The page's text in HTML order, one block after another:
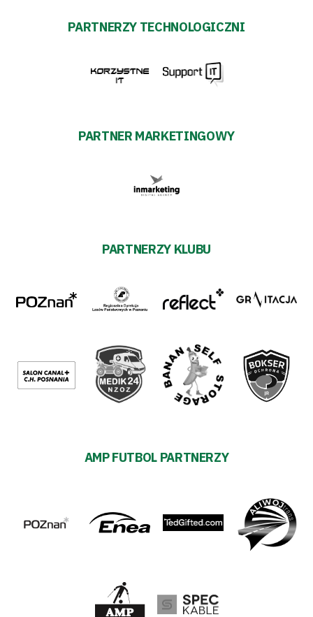
PARTNERZY TECHNOLOGICZNI
PARTNER MARKETINGOWY
PARTNERZY KLUBU
AMP FUTBOL PARTNERZY